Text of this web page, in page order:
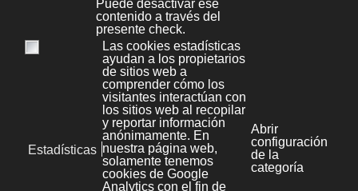
Categorías [KB]
Aplicaciones y frameworks 1
Desarrollo web 14